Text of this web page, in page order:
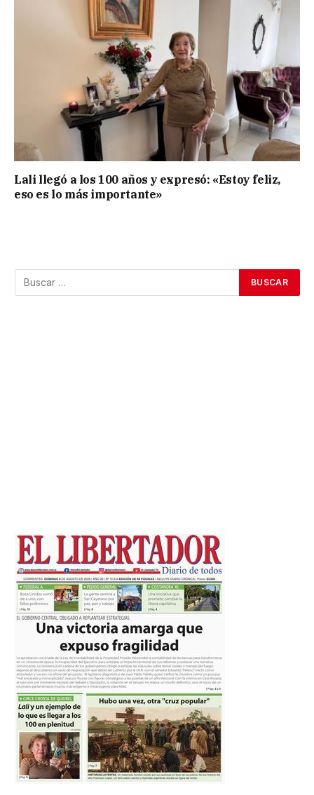
Lali llegó a los 100 años y expresó: «Estoy feliz,
eso es lo más importante»